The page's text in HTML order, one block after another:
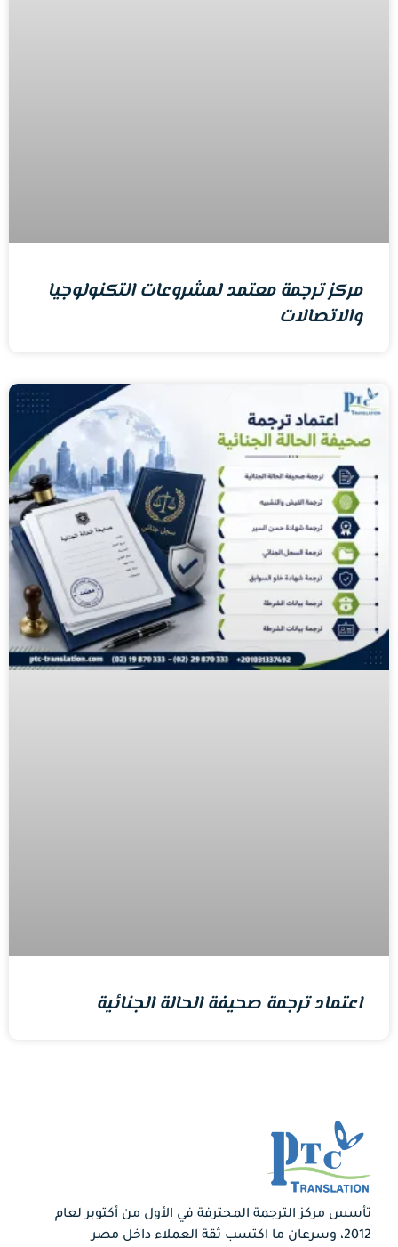
مركز ترجمة معتمد لمشروعات التكنولوجيا
والاتصالات
اعتماد ترجمة صحيفة الحالة الجنائية
تأسس مركز الترجمة المحترفة في الأول من أكتوبر لعام
2012، وسرعان ما اكتسب ثقة العملاء داخل مصر